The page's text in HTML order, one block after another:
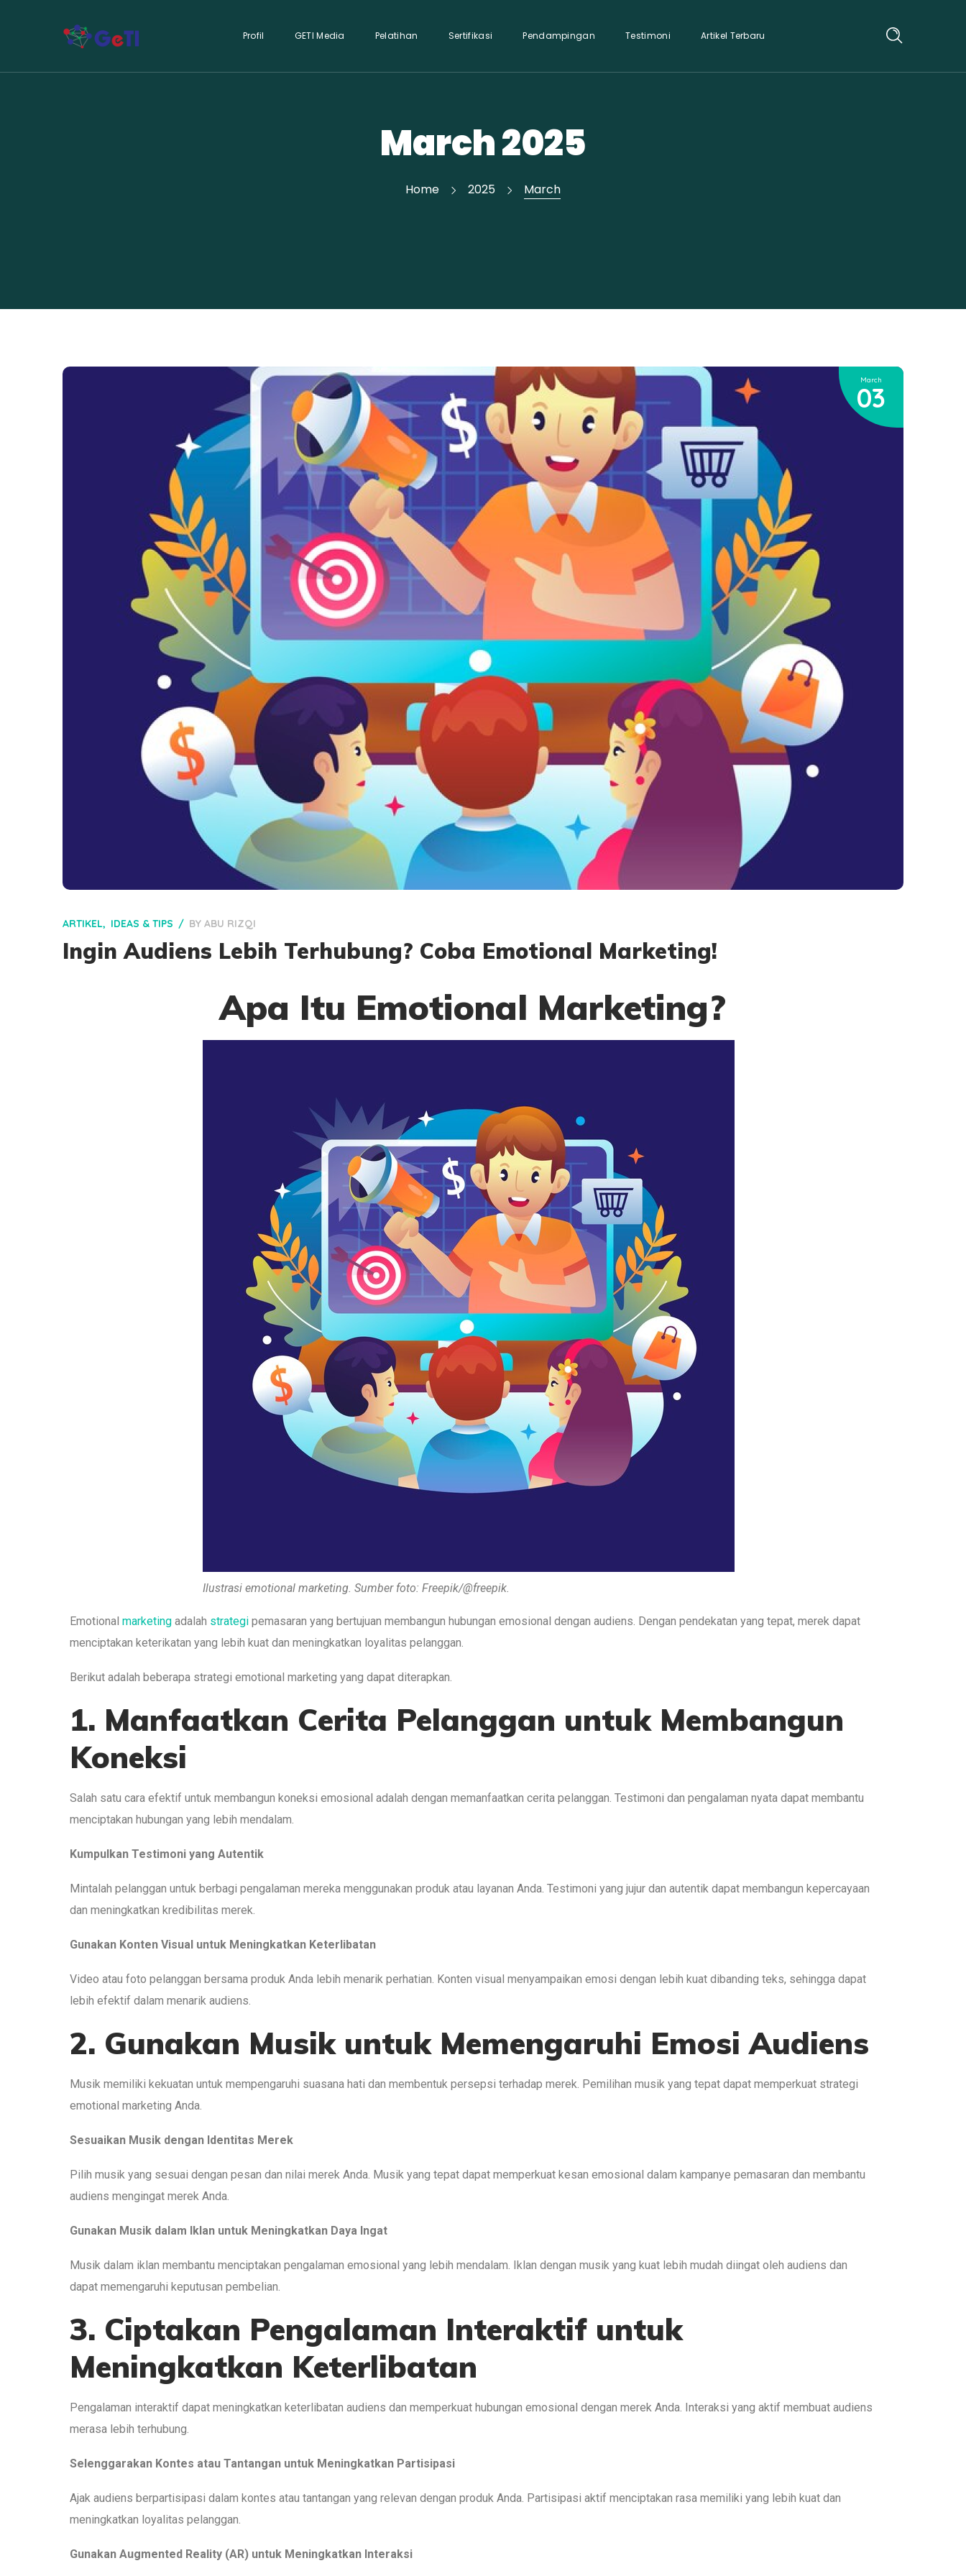
Profil GETI Media Pelatihan Sertifikasi Pendampingan Testimoni Artikel Terbaru
March 2025
Home 2025 March
March
03
ARTIKEL IDEAS & TIPS BY ABU RIZQI
Ingin Audiens Lebih Terhubung? Coba Emotional Marketing!
Apa Itu Emotional Marketing?
Ilustrasi emotional marketing. Sumber foto: Freepik/@freepik.
Emotional marketing adalah strategi pemasaran yang bertujuan membangun hubungan emosional dengan audiens. Dengan pendekatan yang tepat, merek dapat
menciptakan keterikatan yang lebih kuat dan meningkatkan loyalitas pelanggan.
Berikut adalah beberapa strategi emotional marketing yang dapat diterapkan.
1. Manfaatkan Cerita Pelanggan untuk Membangun
Koneksi
Salah satu cara efektif untuk membangun koneksi emosional adalah dengan memanfaatkan cerita pelanggan. Testimoni dan pengalaman nyata dapat membantu
menciptakan hubungan yang lebih mendalam.
Kumpulkan Testimoni yang Autentik
Mintalah pelanggan untuk berbagi pengalaman mereka menggunakan produk atau layanan Anda. Testimoni yang jujur dan autentik dapat membangun kepercayaan
dan meningkatkan kredibilitas merek.
Gunakan Konten Visual untuk Meningkatkan Keterlibatan
Video atau foto pelanggan bersama produk Anda lebih menarik perhatian. Konten visual menyampaikan emosi dengan lebih kuat dibanding teks, sehingga dapat
lebih efektif dalam menarik audiens.
2. Gunakan Musik untuk Memengaruhi Emosi Audiens
Musik memiliki kekuatan untuk mempengaruhi suasana hati dan membentuk persepsi terhadap merek. Pemilihan musik yang tepat dapat memperkuat strategi
emotional marketing Anda.
Sesuaikan Musik dengan Identitas Merek
Pilih musik yang sesuai dengan pesan dan nilai merek Anda. Musik yang tepat dapat memperkuat kesan emosional dalam kampanye pemasaran dan membantu
audiens mengingat merek Anda.
Gunakan Musik dalam Iklan untuk Meningkatkan Daya Ingat
Musik dalam iklan membantu menciptakan pengalaman emosional yang lebih mendalam. Iklan dengan musik yang kuat lebih mudah diingat oleh audiens dan
dapat memengaruhi keputusan pembelian.
3. Ciptakan Pengalaman Interaktif untuk
Meningkatkan Keterlibatan
Pengalaman interaktif dapat meningkatkan keterlibatan audiens dan memperkuat hubungan emosional dengan merek Anda. Interaksi yang aktif membuat audiens
merasa lebih terhubung.
Selenggarakan Kontes atau Tantangan untuk Meningkatkan Partisipasi
Ajak audiens berpartisipasi dalam kontes atau tantangan yang relevan dengan produk Anda. Partisipasi aktif menciptakan rasa memiliki yang lebih kuat dan
meningkatkan loyalitas pelanggan.
Gunakan Augmented Reality (AR) untuk Meningkatkan Interaksi